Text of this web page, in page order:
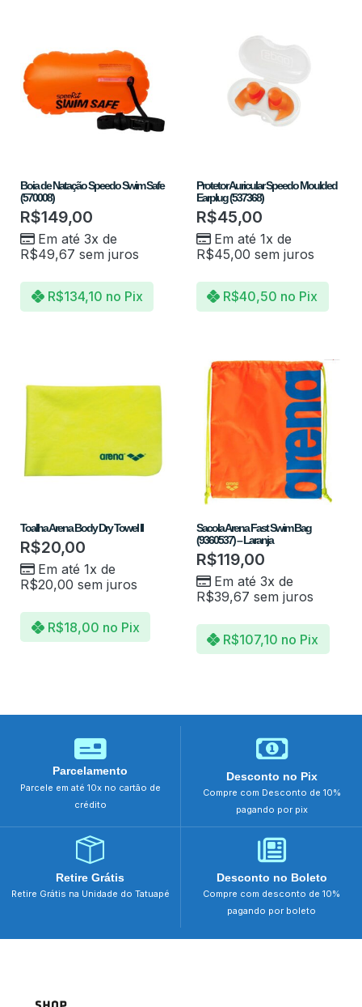
Boia de Natação Speedo Swim Safe
(570008)
R$149,00
Em até 3x de
R$49,67 sem juros
R$134,10 no Pix
Protetor Auricular Speedo Moulded
Earplug (537368)
R$45,00
Em até 1x de
R$45,00 sem juros
R$40,50 no Pix
Toalha Arena Body Dry Towel II
R$20,00
Em até 1x de
R$20,00 sem juros
R$18,00 no Pix
Sacola Arena Fast Swim Bag
(9360537) – Laranja
R$119,00
Em até 3x de
R$39,67 sem juros
R$107,10 no Pix
Parcelamento
Parcele em até 10x no cartão de
crédito
Desconto no Pix
Compre com Desconto de 10%
pagando por pix
Retire Grátis
Retire Grátis na Unidade do Tatuapé
Desconto no Boleto
Compre com desconto de 10%
pagando por boleto